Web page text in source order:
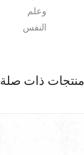
وعلم
النفس
منتجات ذات صلة